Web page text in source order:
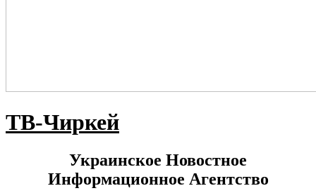
ТВ-Чиркей
Украинское Новостное
Информационное Агентство